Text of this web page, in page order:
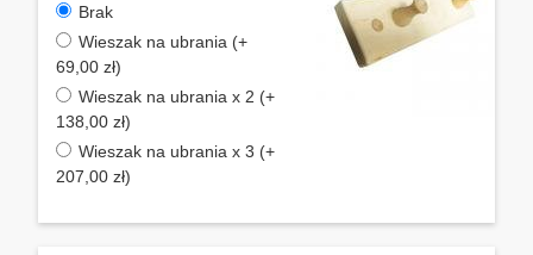
Brak
Wieszak na ubrania (+
69,00 zł)
Wieszak na ubrania x 2 (+
138,00 zł)
Wieszak na ubrania x 3 (+
207,00 zł)